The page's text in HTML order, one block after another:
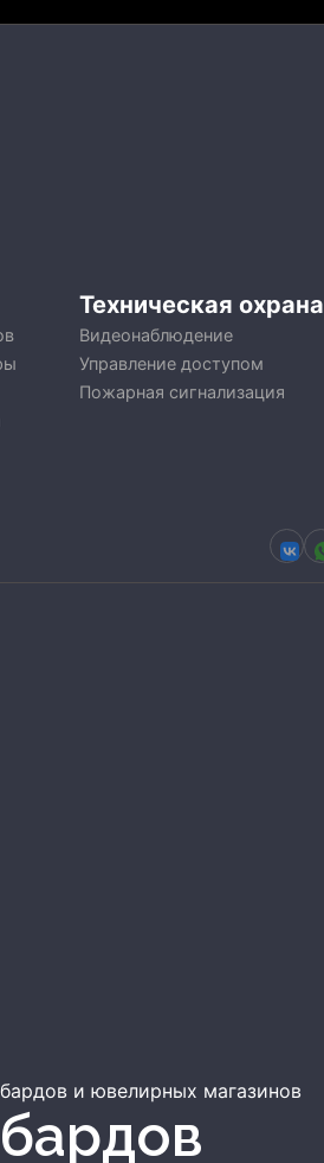
Техническая охрана
Видеонаблюдение
Управление доступом
Пожарная сигнализация
и ювелирных магазинов